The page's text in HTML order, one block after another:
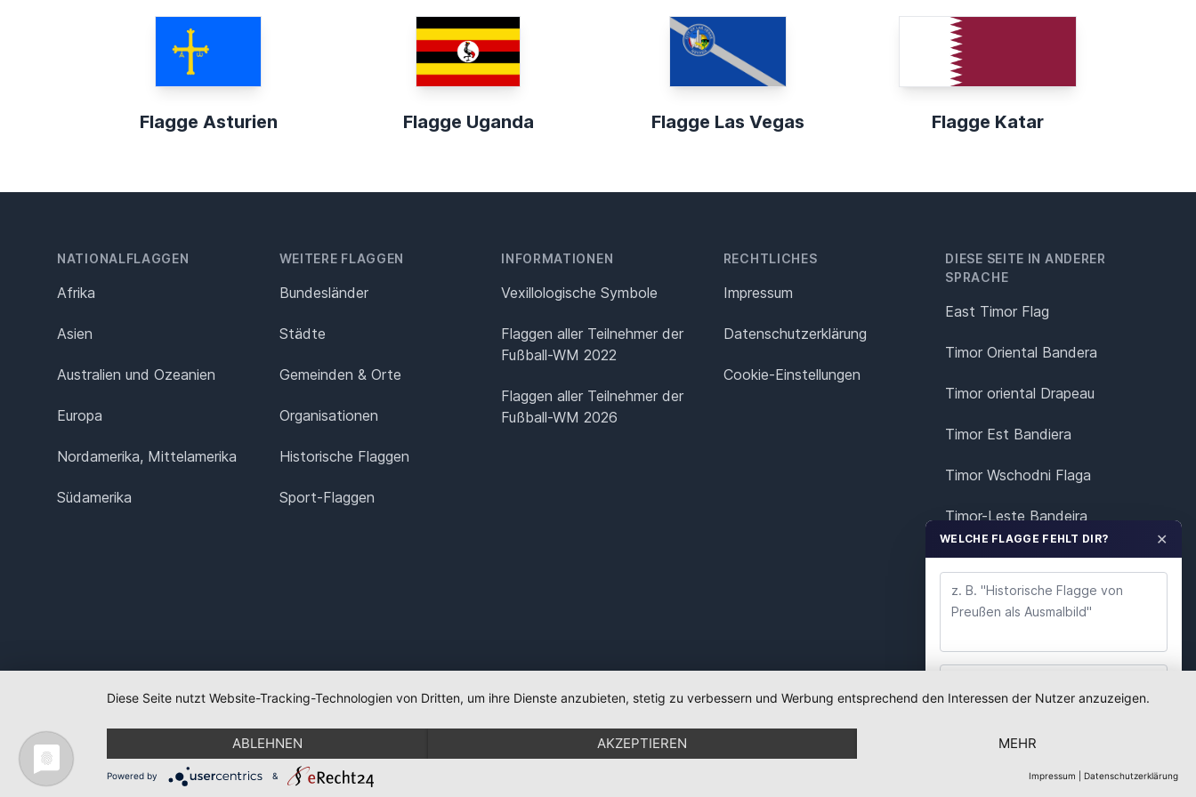
Flagge Asturien Flagge Uganda Flagge Las Vegas Flagge Katar
NATIONALFLAGGEN
Afrika
Asien
Australien und Ozeanien
Europa
Nordamerika, Mittelamerika
Südamerika
WEITERE FLAGGEN
Bundesländer
Städte
Gemeinden & Orte
Organisationen
Historische Flaggen
Sport-Flaggen
INFORMATIONEN
Vexillologische Symbole
Flaggen aller Teilnehmer der
Fußball-WM 2022
Flaggen aller Teilnehmer der
Fußball-WM 2026
RECHTLICHES
Impressum
Datenschutz­erklärung
Cookie-Einstellungen
DIESE SEITE IN ANDERER
SPRACHE
East Timor Flag
Timor Oriental Bandera
Timor oriental Drapeau
Timor Est Bandiera
Timor Wschodni Flaga
Timor-Leste Bandeira
Oost-Timor Vlag
Östtimor Flagga
WELCHE FLAGGE FEHLT DIR? ✕
Diese Seite nutzt Website-Tracking-Technologien von Dritten, um ihre Dienste anzubieten, stetig zu verbessern und Werbung entsprechend den Interessen der Nutzer anzuzeigen.
ABLEHNEN AKZEPTIEREN MEHR
Powered by & Impressum Datenschutzerklärung